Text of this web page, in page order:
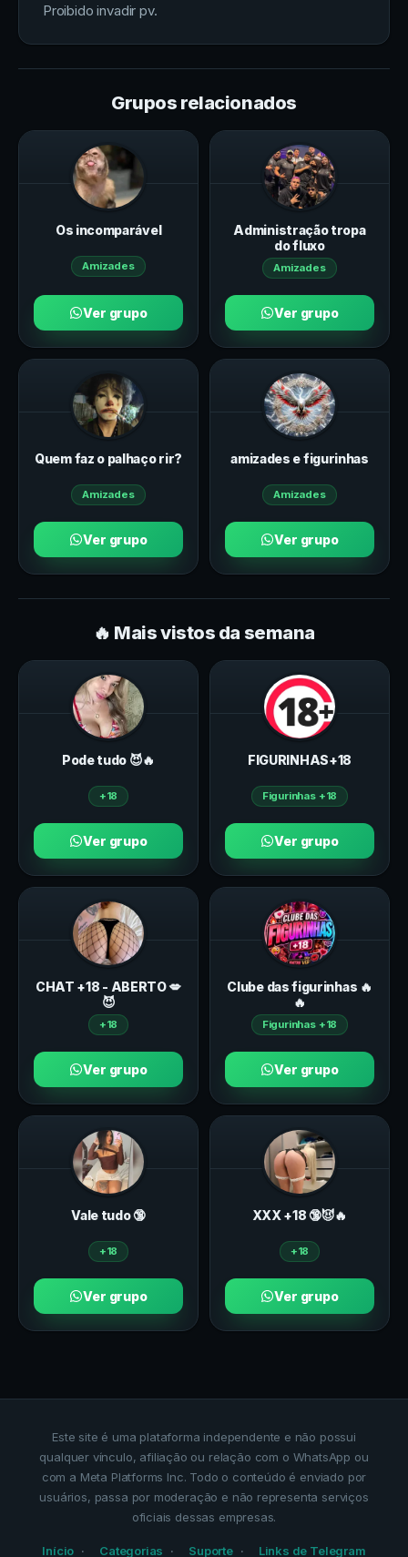
Proibido invadir pv.
Grupos relacionados
Os incomparável
Amizades
Ver grupo
Administração tropa
do fluxo
Amizades
Ver grupo
Quem faz o palhaço rir?
Amizades
Ver grupo
amizades e figurinhas
Amizades
Ver grupo
🔥 Mais vistos da semana
Pode tudo 😈🔥
+18
Ver grupo
FIGURINHAS+18
Figurinhas +18
Ver grupo
CHAT +18 - ABERTO 💋
😈
+18
Ver grupo
Clube das figurinhas 🔥
🔥
Figurinhas +18
Ver grupo
Vale tudo 🔞
+18
Ver grupo
ХXХ +18 🔞😈🔥
+18
Ver grupo
Este site é uma plataforma independente e não possui
qualquer vínculo, afiliação ou relação com o WhatsApp ou
com a Meta Platforms Inc. Todo o conteúdo é enviado por
usuários, passa por moderação e não representa serviços
oficiais dessas empresas.
Início Categorias Suporte Links de Telegram